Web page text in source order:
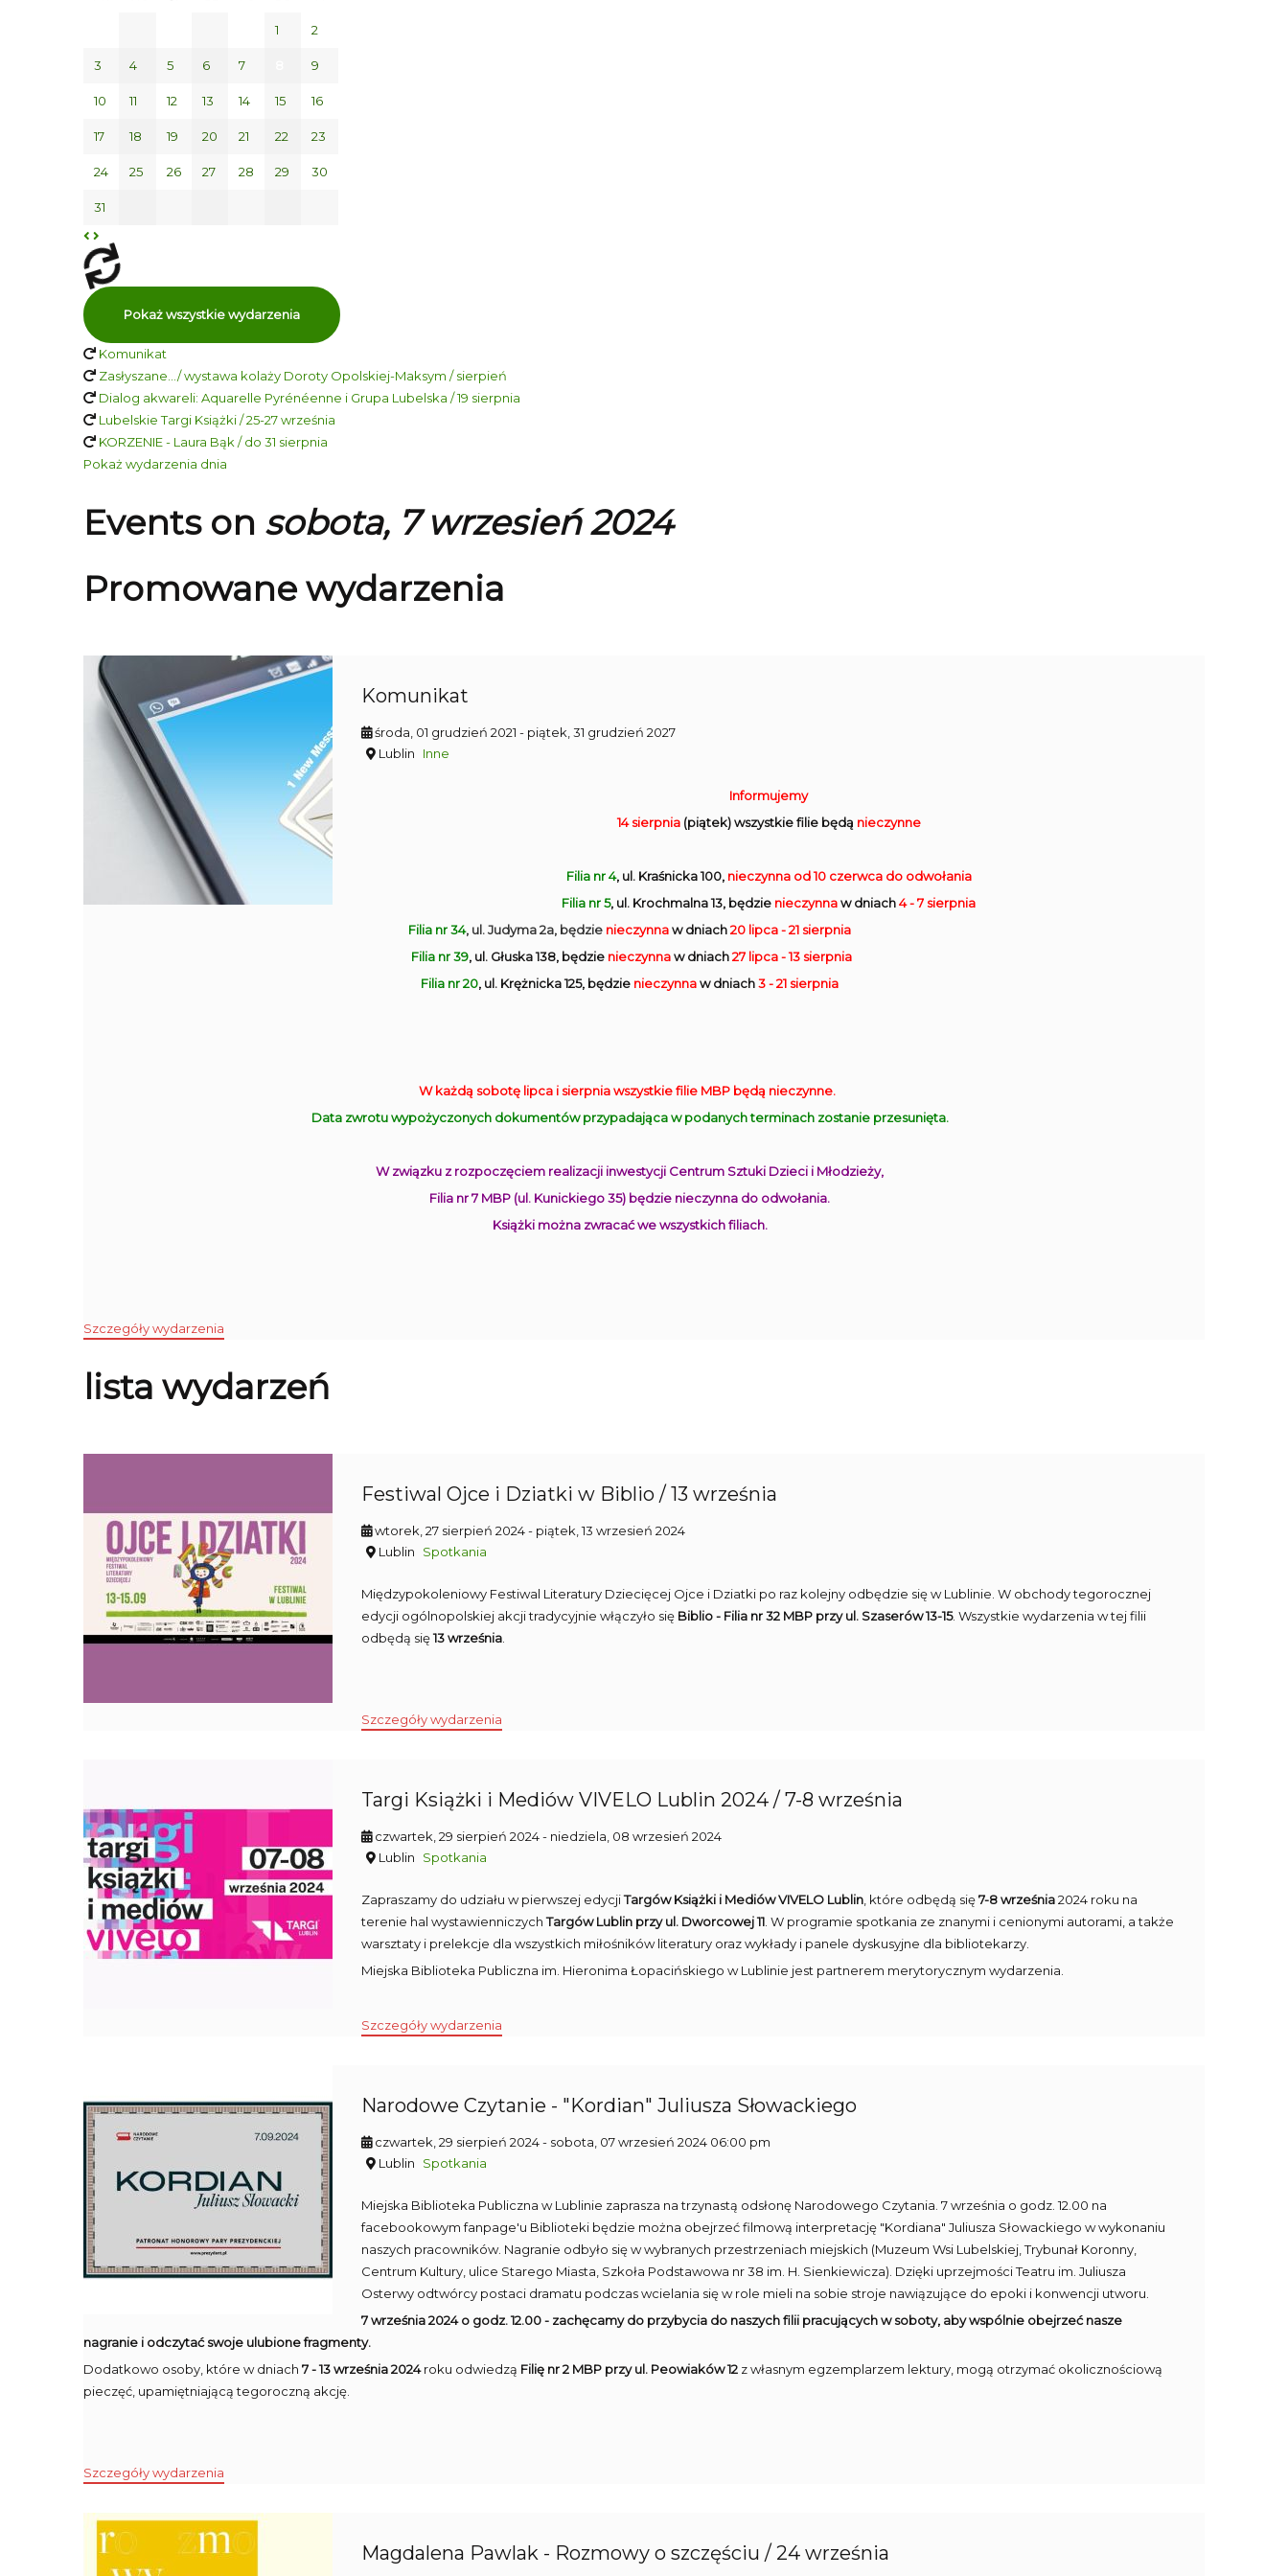
1 2
3 4 5 6 7 9
10 11 12 13 14 15 16
17 18 19 20 21 22 23
24 25 26 27 28 29 30
31
Pokaż wszystkie wydarzenia
Komunikat
Zasłyszane…/ wystawa kolaży Doroty Opolskiej-Maksym / sierpień
Dialog akwareli: Aquarelle Pyrénéenne i Grupa Lubelska / 19 sierpnia
Lubelskie Targi Książki / 25-27 września
KORZENIE - Laura Bąk / do 31 sierpnia
Pokaż wydarzenia dnia
Events on sobota, 7 wrzesień 2024
Promowane wydarzenia
Komunikat
środa, 01 grudzień 2021 - piątek, 31 grudzień 2027
Lublin
Inne
Informujemy
14 sierpnia(piątek) wszystkie filie będą nieczynne
Filia nr 4, ul. Kraśnicka 100, nieczynna od 10 czerwca do odwołania
Filia nr 5, ul. Krochmalna 13, będzie nieczynnaw dniach4 - 7 sierpnia
Filia nr 34, ul. Judyma 2a, będzie nieczynnaw dniach20 lipca - 21 sierpnia
Filia nr 39, ul. Głuska 138, będzie nieczynnaw dniach27 lipca - 13 sierpnia
Filia nr 20, ul. Krężnicka 125, będzie nieczynnaw dniach3 - 21 sierpnia
W każdą sobotę lipca i sierpnia wszystkie filie MBP będą nieczynne.
Data zwrotu wypożyczonych dokumentów przypadająca w podanych terminach zostanie przesunięta.
W związku z rozpoczęciem realizacji inwestycji Centrum Sztuki Dzieci i Młodzieży,
Filia nr 7 MBP (ul. Kunickiego 35) będzie nieczynna do odwołania.
Książki można zwracać we wszystkich filiach.
Szczegóły wydarzenia
lista wydarzeń
Festiwal Ojce i Dziatki w Biblio / 13 września
wtorek, 27 sierpień 2024- piątek, 13 wrzesień 2024
Lublin
Spotkania
Międzypokoleniowy Festiwal Literatury Dziecięcej Ojce i Dziatki po raz kolejny odbędzie się w Lublinie. W obchody tegorocznej
edycji ogólnopolskiej akcji tradycyjnie włączyło się Biblio - Filia nr 32 MBP przy ul. Szaserów 13-15. Wszystkie wydarzenia w tej filii
odbędą się13 września
Szczegóły wydarzenia
Targi Książki i Mediów VIVELO Lublin 2024 / 7-8 września
czwartek, 29 sierpień 2024- niedziela, 08 wrzesień 2024
Lublin
Spotkania
Zapraszamy do udziału w pierwszej edycjiTargów Książki i Mediów VIVELO Lublin , które odbędą się7-8 września2024 roku na
terenie hal wystawienniczychTargów Lublin przy ul. Dworcowej 11 . W programie spotkania ze znanymi i cenionymi autorami, a także
warsztaty i prelekcje dla wszystkich miłośników literatury oraz wykłady i panele dyskusyjne dla bibliotekarzy.
Miejska Biblioteka Publiczna im. Hieronima Łopacińskiego w Lublinie jest partnerem merytorycznym wydarzenia.
Szczegóły wydarzenia
Narodowe Czytanie - "Kordian" Juliusza Słowackiego
czwartek, 29 sierpień 2024- sobota, 07 wrzesień 2024 06:00 pm
Lublin
Spotkania
Miejska Biblioteka Publiczna w Lublinie zaprasza na trzynastą odsłonę Narodowego Czytania. 7 września o godz. 12.00 na
facebookowym fanpage'u Biblioteki będzie można obejrzeć filmową interpretację "Kordiana" Juliusza Słowackiego w wykonaniu
naszych pracowników. Nagranie odbyło się w wybranych przestrzeniach miejskich (Muzeum Wsi Lubelskiej, Trybunał Koronny,
Centrum Kultury, ulice Starego Miasta, Szkoła Podstawowa nr 38 im. H. Sienkiewicza). Dzięki uprzejmości Teatru im. Juliusza
Osterwy odtwórcy postaci dramatu podczas wcielania się w role mieli na sobie stroje nawiązujące do epoki i konwencji utworu.
7 września 2024 o godz. 12.00 - zachęcamy do przybycia do naszych filii pracujących w soboty, aby wspólnie obejrzeć nasze
nagranie i odczytać swoje ulubione fragmenty.
Dodatkowo osoby, które w dniach 7 - 13 września 2024roku odwiedzą Filię nr 2 MBP przy ul. Peowiaków 12 z własnym egzemplarzem lektury, mogą otrzymać okolicznościową
pieczęć, upamiętniającą tegoroczną akcję.
Szczegóły wydarzenia
Magdalena Pawlak - Rozmowy o szczęściu / 24 września